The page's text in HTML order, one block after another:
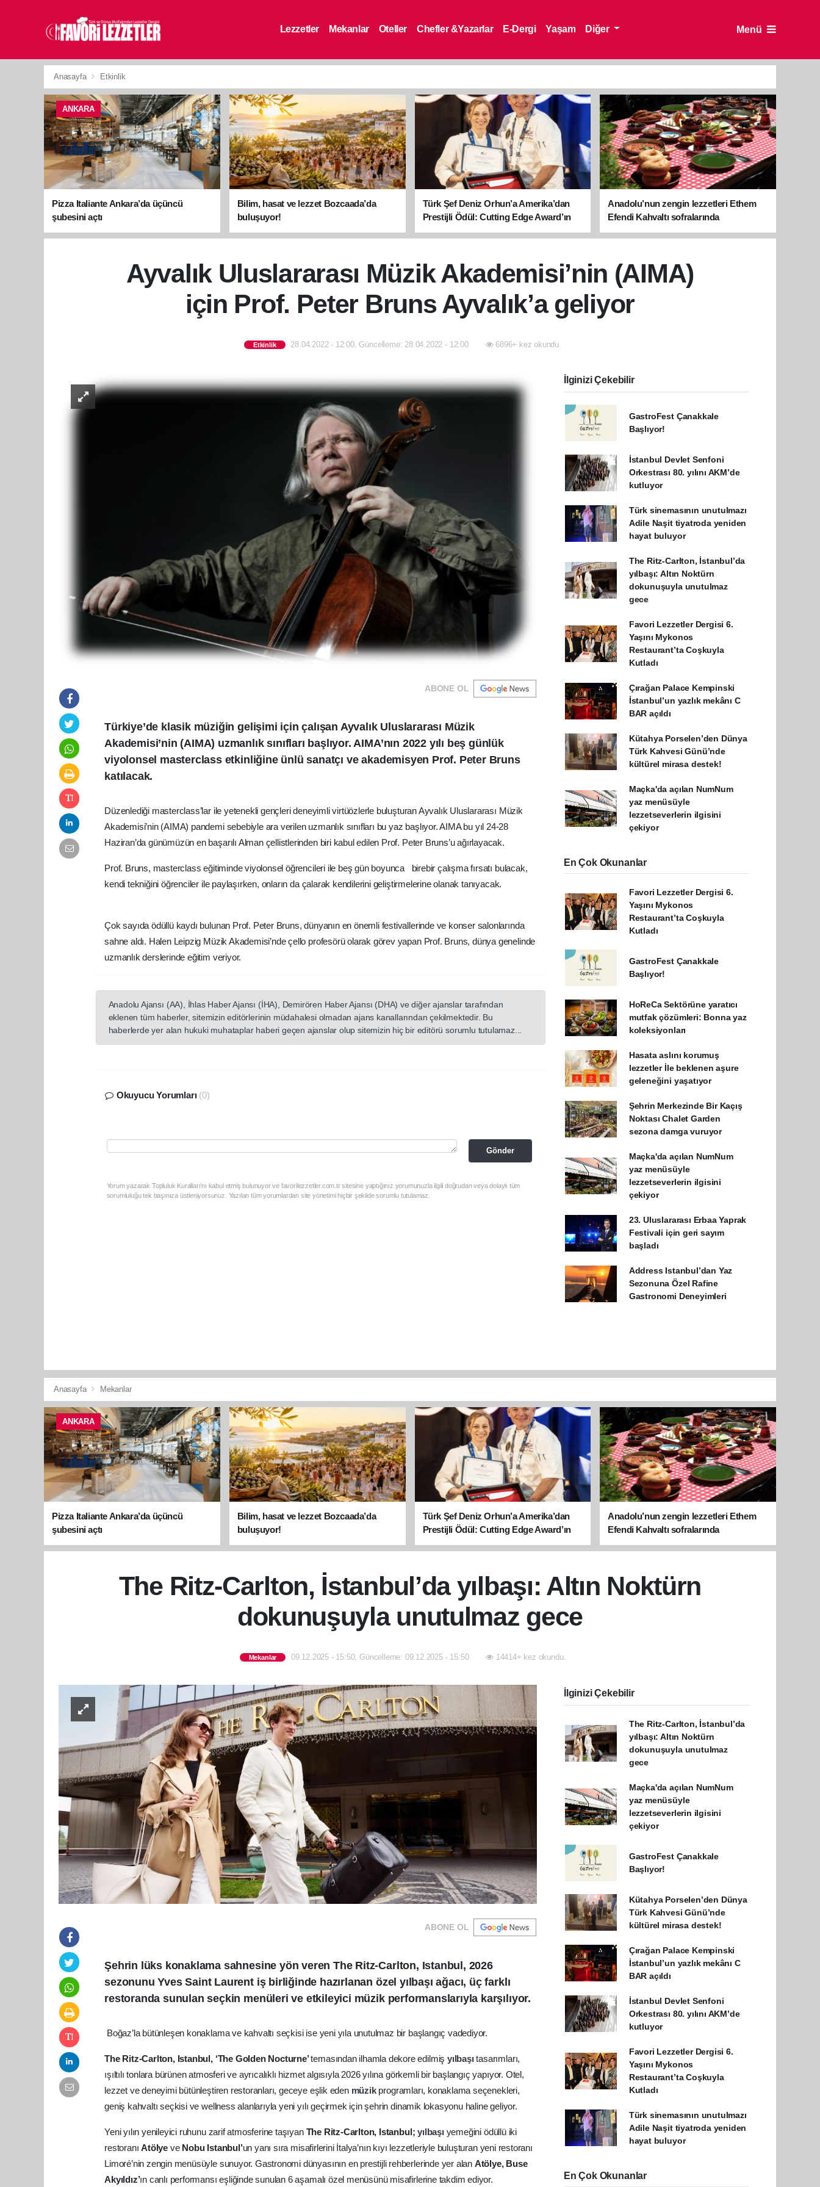
Lezzetler Mekanlar Oteller Chefler &Yazarlar E-Dergi Yaşam Diğer Menü
Anasayfa Etkinlik
ANKARA
Pizza Italiante Ankara’da üçüncü
şubesini açtı
Bilim, hasat ve lezzet Bozcaada’da
buluşuyor!
Türk Şef Deniz Orhun’a Amerika’dan
Prestijli Ödül: Cutting Edge Award’ın
sahibi oldu
Anadolu’nun zengin lezzetleri Ethem
Efendi Kahvaltı sofralarında
Ayvalık Uluslararası Müzik Akademisi’nin (AIMA)
için Prof. Peter Bruns Ayvalık’a geliyor
Etkinlik 28.04.2022 - 12:00, Güncelleme: 28.04.2022 - 12:00 6896+ kez okundu.
ABONE OL
Türkiye’de klasik müziğin gelişimi için çalışan Ayvalık Uluslararası Müzik
Akademisi’nin (AIMA) uzmanlık sınıfları başlıyor. AIMA’nın 2022 yılı beş günlük
viyolonsel masterclass etkinliğine ünlü sanatçı ve akademisyen Prof. Peter Bruns
katılacak.
Düzenlediği masterclass’lar ile yetenekli gençleri deneyimli virtüözlerle buluşturan Ayvalık Uluslararası Müzik
Akademisi’nin (AIMA) pandemi sebebiyle ara verilen uzmanlık sınıfları bu yaz başlıyor. AIMA bu yıl 24-28
Haziran’da günümüzün en başarılı Alman çellistlerinden biri kabul edilen Prof. Peter Bruns’u ağırlayacak.
Prof. Bruns, masterclass eğitiminde viyolonsel öğrencileri ile beş gün boyunca birebir çalışma fırsatı bulacak,
kendi tekniğini öğrenciler ile paylaşırken, onların da çalarak kendilerini geliştirmelerine olanak tanıyacak.
Çok sayıda ödüllü kaydı bulunan Prof. Peter Bruns, dünyanın en önemli festivallerinde ve konser salonlarında
sahne aldı. Halen Leipzig Müzik Akademisi’nde çello profesörü olarak görev yapan Prof. Bruns, dünya genelinde
uzmanlık derslerinde eğitim veriyor.
Anadolu Ajansı (AA), İhlas Haber Ajansı (İHA), Demirören Haber Ajansı (DHA) ve diğer ajanslar tarafından
eklenen tüm haberler, sitemizin editörlerinin müdahalesi olmadan ajans kanallarından çekilmektedir. Bu
haberlerde yer alan hukuki muhataplar haberi geçen ajanslar olup sitemizin hiç bir editörü sorumlu tutulamaz...
Okuyucu Yorumları (0)
Gönder
Yorum yazarak Topluluk Kuralları’nı kabul etmiş bulunuyor ve favorilezzetler.com.tr sitesine yaptığınız yorumunuzla ilgili doğrudan veya dolaylı tüm
sorumluluğu tek başınıza üstleniyorsunuz. Yazılan tüm yorumlardan site yönetimi hiçbir şekilde sorumlu tutulamaz.
İlginizi Çekebilir
GastroFest Çanakkale
Başlıyor!
İstanbul Devlet Senfoni
Orkestrası 80. yılını AKM’de
kutluyor
Türk sinemasının unutulmazı
Adile Naşit tiyatroda yeniden
hayat buluyor
The Ritz-Carlton, İstanbul’da
yılbaşı: Altın Noktürn
dokunuşuyla unutulmaz
gece
Favori Lezzetler Dergisi 6.
Yaşını Mykonos
Restaurant’ta Coşkuyla
Kutladı
Çırağan Palace Kempinski
İstanbul’un yazlık mekânı C
BAR açıldı
Kütahya Porselen’den Dünya
Türk Kahvesi Günü’nde
kültürel mirasa destek!
Maçka'da açılan NumNum
yaz menüsüyle
lezzetseverlerin ilgisini
çekiyor
En Çok Okunanlar
Favori Lezzetler Dergisi 6.
Yaşını Mykonos
Restaurant’ta Coşkuyla
Kutladı
GastroFest Çanakkale
Başlıyor!
HoReCa Sektörüne yaratıcı
mutfak çözümleri: Bonna yaz
koleksiyonları
Hasata aslını korumuş
lezzetler İle beklenen aşure
geleneğini yaşatıyor
Şehrin Merkezinde Bir Kaçış
Noktası Chalet Garden
sezona damga vuruyor
Maçka'da açılan NumNum
yaz menüsüyle
lezzetseverlerin ilgisini
çekiyor
23. Uluslararası Erbaa Yaprak
Festivali için geri sayım
başladı
Address Istanbul’dan Yaz
Sezonuna Özel Rafine
Gastronomi Deneyimleri
Anasayfa Mekanlar
ANKARA
Pizza Italiante Ankara’da üçüncü
şubesini açtı
Bilim, hasat ve lezzet Bozcaada’da
buluşuyor!
Türk Şef Deniz Orhun’a Amerika’dan
Prestijli Ödül: Cutting Edge Award’ın
sahibi oldu
Anadolu’nun zengin lezzetleri Ethem
Efendi Kahvaltı sofralarında
The Ritz-Carlton, İstanbul’da yılbaşı: Altın Noktürn
dokunuşuyla unutulmaz gece
Mekanlar 09.12.2025 - 15:50, Güncelleme: 09.12.2025 - 15:50 14414+ kez okundu.
ABONE OL
Şehrin lüks konaklama sahnesine yön veren The Ritz-Carlton, Istanbul, 2026
sezonunu Yves Saint Laurent iş birliğinde hazırlanan özel yılbaşı ağacı, üç farklı
restoranda sunulan seçkin menüleri ve etkileyici müzik performanslarıyla karşılıyor.
Boğaz’la bütünleşen konaklama ve kahvaltı seçkisi ise yeni yıla unutulmaz bir başlangıç vadediyor.
The Ritz-Carlton, Istanbul, ‘The Golden Nocturne’temasından ilhamla dekore edilmiş yılbaşıtasarımları,
ışıltılı tonlara bürünen atmosferi ve ayrıcalıklı hizmet algısıyla 2026 yılına görkemli bir başlangıç yapıyor. Otel,
lezzet ve deneyimi bütünleştiren restoranları, geceye eşlik eden müzik programları, konaklama seçenekleri,
geniş kahvaltı seçkisi ve wellness alanlarıyla yeni yılı geçirmek için şehrin dinamik lokasyonu haline geliyor.
Yeni yılın yenileyici ruhunu zarif atmosferine taşıyan The Ritz-Carlton, Istanbul;yılbaşı yemeğini ödüllü iki
restoranıAtölye ve Nobu Istanbul’un yanı sıra misafirlerini İtalya’nın kıyı lezzetleriyle buluşturan yeni restoranı
Limoré’nin zengin menüsüyle sunuyor. Gastronomi dünyasının en prestijli rehberlerinde yer alan Atölye, Buse
Akyıldız’ın canlı performansı eşliğinde sunulan 6 aşamalı özel menüsünü misafirlerine takdim ediyor.
İlginizi Çekebilir
The Ritz-Carlton, İstanbul’da
yılbaşı: Altın Noktürn
dokunuşuyla unutulmaz
gece
Maçka'da açılan NumNum
yaz menüsüyle
lezzetseverlerin ilgisini
çekiyor
GastroFest Çanakkale
Başlıyor!
Kütahya Porselen’den Dünya
Türk Kahvesi Günü’nde
kültürel mirasa destek!
Çırağan Palace Kempinski
İstanbul’un yazlık mekânı C
BAR açıldı
İstanbul Devlet Senfoni
Orkestrası 80. yılını AKM’de
kutluyor
Favori Lezzetler Dergisi 6.
Yaşını Mykonos
Restaurant’ta Coşkuyla
Kutladı
Türk sinemasının unutulmazı
Adile Naşit tiyatroda yeniden
hayat buluyor
En Çok Okunanlar